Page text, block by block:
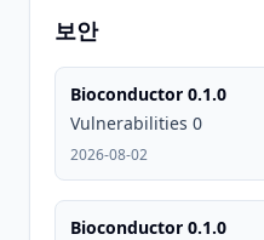
보안
Bioconductor 0.1.0
Vulnerabilities 0
2026-08-02
Bioconductor 0.1.0